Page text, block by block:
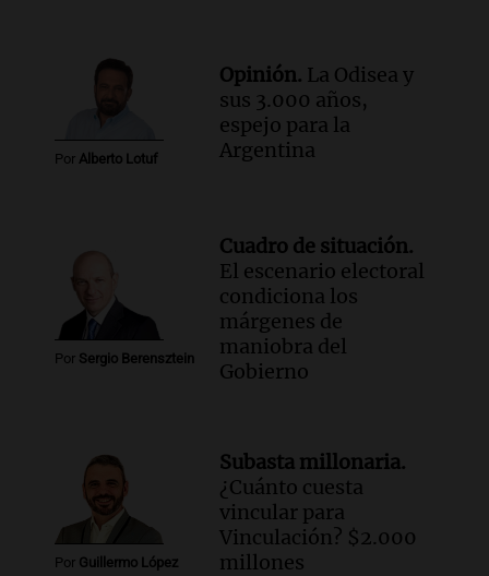
Por Alberto Lotuf
Opinión. La Odisea y
sus 3.000 años,
espejo para la
Argentina
Por Sergio Berensztein
Cuadro de situación.
El escenario electoral
condiciona los
márgenes de
maniobra del
Gobierno
Por Guillermo López
Subasta millonaria.
¿Cuánto cuesta
vincular para
Vinculación? $2.000
millones